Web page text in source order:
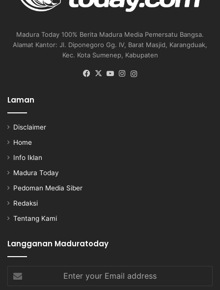
Madura Today 100% Berita Madura Media Pemersatu Bangsa.
Alamat Kantor: Jl. Diponegoro Gg. IV, Barat Masjid, Karangduak,
Kec. Kota Sumenep, Kabupaten
Facebook
X YouTubeInstagram
Laman
Disclaimer
Home
Info Iklan
Madura Today
Pedoman Media Siber
Redaksi
Tentang Kami
Langganan Maduratoday
Enter
your